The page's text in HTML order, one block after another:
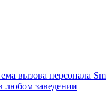
вызова персонала
любом заведении